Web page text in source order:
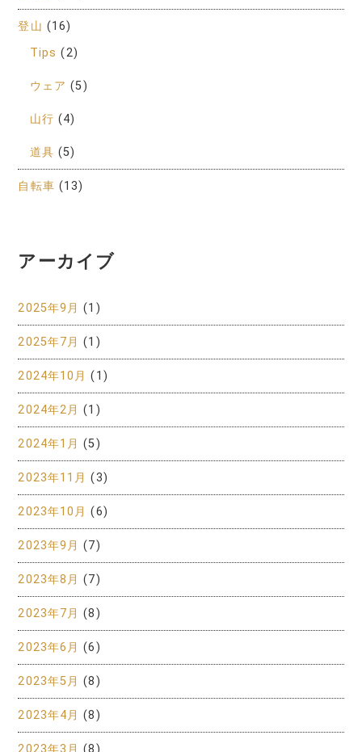
登山 (16)
Tips (2)
ウェア (5)
山行 (4)
道具 (5)
自転車 (13)
アーカイブ
2025年9月 (1)
2025年7月 (1)
2024年10月 (1)
2024年2月 (1)
2024年1月 (5)
2023年11月 (3)
2023年10月 (6)
2023年9月 (7)
2023年8月 (7)
2023年7月 (8)
2023年6月 (6)
2023年5月 (8)
2023年4月 (8)